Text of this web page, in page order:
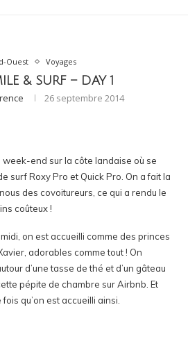
Ouest Voyages
& SURF – DAY 1
26 septembre 2014
week-end sur la côte landaise où se
surf Roxy Pro et Quick Pro. On a fait la
des covoitureurs, ce qui a rendu le
coûteux !
on est accueilli comme des princes
adorables comme tout ! On
d’une tasse de thé et d’un gâteau
pépite de chambre sur Airbnb. Et
qu’on est accueilli ainsi.